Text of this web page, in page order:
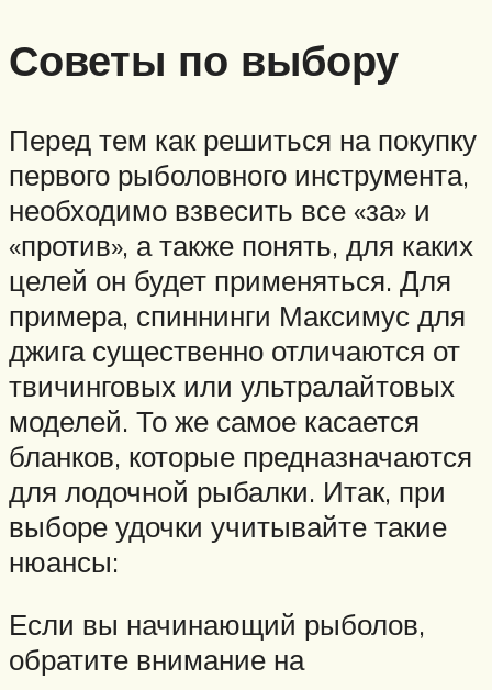
Советы по выбору
Перед тем как решиться на покупку
первого рыболовного инструмента,
необходимо взвесить все «за» и
«против», а также понять, для каких
целей он будет применяться. Для
примера, спиннинги Максимус для
джига существенно отличаются от
твичинговых или ультралайтовых
моделей. То же самое касается
бланков, которые предназначаются
для лодочной рыбалки. Итак, при
выборе удочки учитывайте такие
нюансы:
Если вы начинающий рыболов,
обратите внимание на